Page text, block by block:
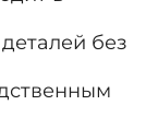
без